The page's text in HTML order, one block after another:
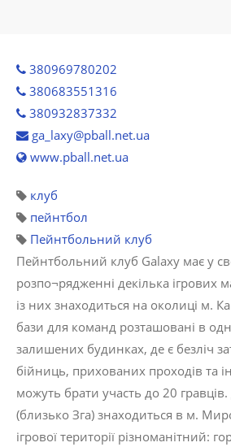
380969780202
380683551316
380932837332
ga_laxy@pball.net.ua
www.pball.net.ua
клуб
пейнтбол
Пейнтбольний клуб
Пейнтбольний клуб Galaxy має у
розпо¬рядженні декілька ігрових
із них знаходиться на околиці м.
бази для команд розташовані в
залишених будинках, де є безліч
бійниць, прихованих проходів та
можуть брати участь до 20
(близько Зга) знаходиться в м.
ігрової території різноманітний: